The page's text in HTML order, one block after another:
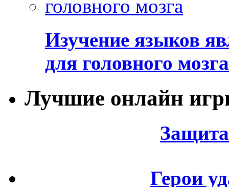
Изучение языков
для головного мозга
Лучшие онлайн
Герои